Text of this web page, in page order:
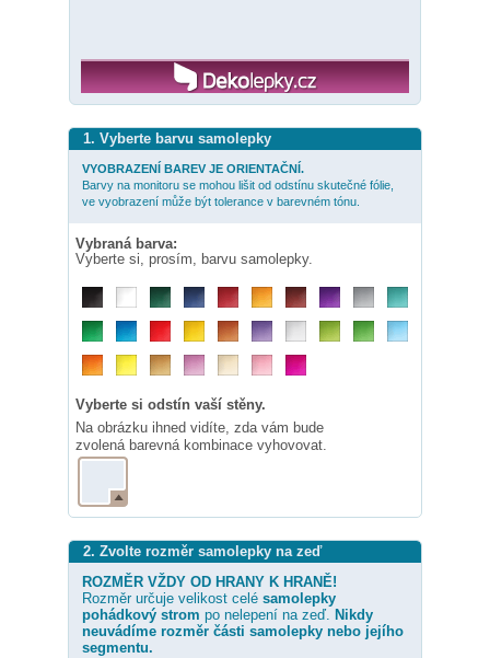
1. Vyberte barvu samolepky
VYOBRAZENÍ BAREV JE ORIENTAČNÍ.
Barvy na monitoru se mohou lišit od odstínu skutečné fólie,
ve vyobrazení může být tolerance v barevném tónu.
Vybraná barva:
Vyberte si, prosím, barvu samolepky.
Vyberte si odstín vaší stěny.
Na obrázku ihned vidíte, zda vám bude
zvolená barevná kombinace vyhovovat.
2. Zvolte rozměr samolepky na zeď
ROZMĚR VŽDY OD HRANY K HRANĚ!
Rozměr určuje velikost celé samolepky
pohádkový strom po nelepení na zeď. Nikdy
neuvádíme rozměr části samolepky nebo jejího
segmentu.